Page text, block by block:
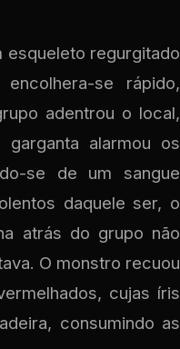
esqueleto regurgitado
se rápido,
adentrou o local,
alarmou os
se de um sangue
daquele ser, o
atrás do grupo não
O monstro recuou
cujas íris
consumindo as